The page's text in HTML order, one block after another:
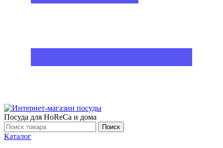
Посуда для HoReCa и дома
Поиск
Каталог